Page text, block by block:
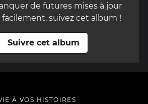
de futures mises à jour
suivez cet album !
Suivre cet album
À VOS HISTOIRES